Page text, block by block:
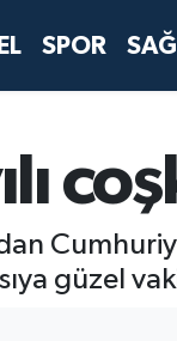
SPOR
güzel